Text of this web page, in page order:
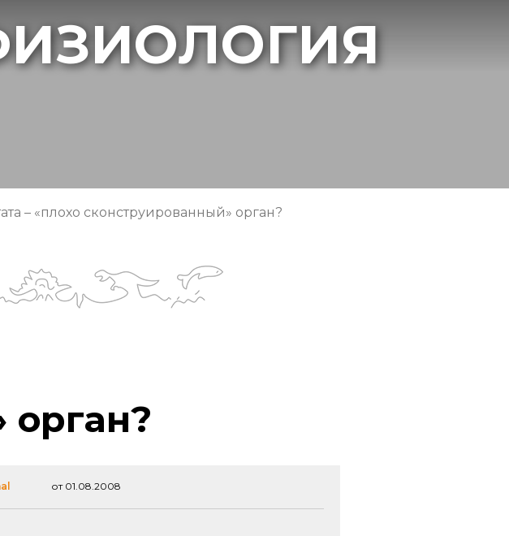
– «плохо сконструированный» орган?
орган?
от 01.08.2008